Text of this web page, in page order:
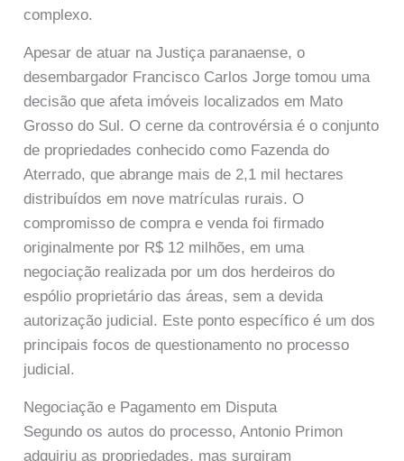
complexo.
Apesar de atuar na Justiça paranaense, o
desembargador Francisco Carlos Jorge tomou uma
decisão que afeta imóveis localizados em Mato
Grosso do Sul. O cerne da controvérsia é o conjunto
de propriedades conhecido como Fazenda do
Aterrado, que abrange mais de 2,1 mil hectares
distribuídos em nove matrículas rurais. O
compromisso de compra e venda foi firmado
originalmente por R$ 12 milhões, em uma
negociação realizada por um dos herdeiros do
espólio proprietário das áreas, sem a devida
autorização judicial. Este ponto específico é um dos
principais focos de questionamento no processo
judicial.
Negociação e Pagamento em Disputa
Segundo os autos do processo, Antonio Primon
adquiriu as propriedades, mas surgiram